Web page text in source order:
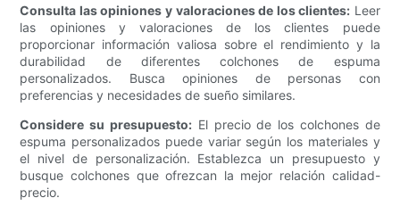
Consulta las opiniones y valoraciones de los clientes: Leer
las opiniones y valoraciones de los clientes puede
proporcionar información valiosa sobre el rendimiento y la
durabilidad de diferentes colchones de espuma
personalizados. Busca opiniones de personas con
preferencias y necesidades de sueño similares.
Considere su presupuesto:El precio de los colchones de
espuma personalizados puede variar según los materiales y
el nivel de personalización. Establezca un presupuesto y
busque colchones que ofrezcan la mejor relación calidad-
precio.